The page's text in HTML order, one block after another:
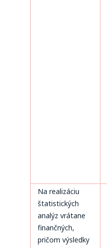
Na realizáciu
štatistických
analýz vrátane
finančných,
pričom výsledky